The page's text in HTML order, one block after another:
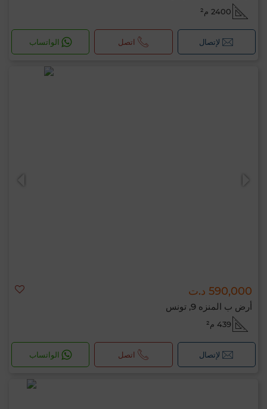
2400 م²
لإتصال اتصل الواتساب
590,000 د.ت
أرض ب المنزه 9, تونس
439 م²
لإتصال اتصل الواتساب